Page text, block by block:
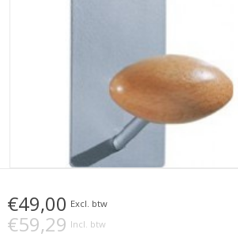
€49,00 Excl. btw
€59,29 Incl. btw